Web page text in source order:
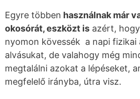
Egyre többen használnak már
okosórát, eszközt is azért,
nyomon kövessék a napi fizikai
alvásukat, de valahogy még
megtalálni azokat a lépéseket,
megfelelő irányba, útra visz.